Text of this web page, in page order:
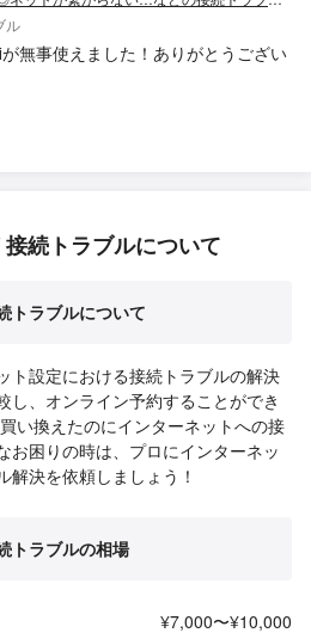
ル
無事使えました！ありがとうござい
続トラブルについて
トラブルについて
ト設定における接続トラブルの解決
し、オンライン予約することができ
い換えたのにインターネットへの接
お困りの時は、プロにインターネッ
解決を依頼しましょう！
トラブルの相場
¥7,000〜¥10,000